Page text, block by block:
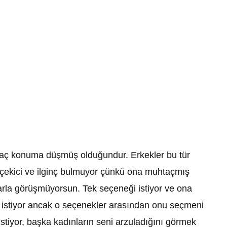
konuma düşmüş olduğundur. Erkekler bu tür
ve ilginç bulmuyor çünkü ona muhtaçmış
görüşmüyorsun. Tek seçeneği istiyor ve ona
ancak o seçenekler arasından onu seçmeni
başka kadınların seni arzuladığını görmek